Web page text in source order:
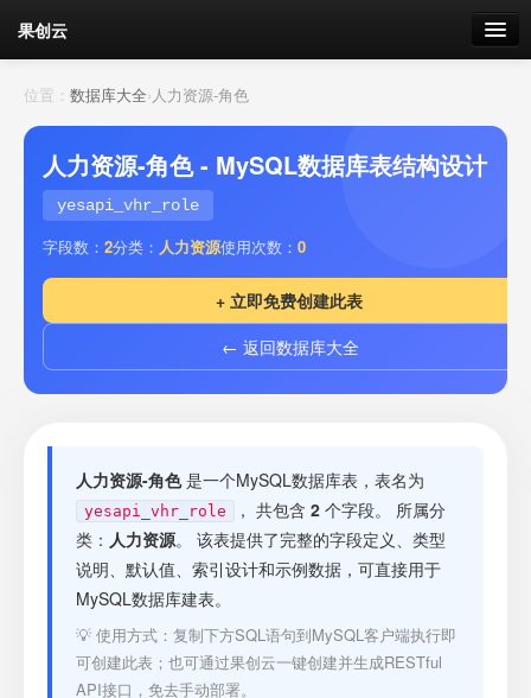
果创云
数据表单
API接口
云存储
我的
套餐 加流量
接口测试
位置： 数据库大全›人力资源-角色
人力资源-角色 - MySQL数据库表结构设计
yesapi_vhr_role
字段数： 2分类： 人力资源使用次数： 0
+ 立即免费创建此表
← 返回数据库大全
人力资源-角色是一个MySQL数据库表，表名为
yesapi_vhr_role ， 共包含 2 个字段。 所属分
类： 人力资源。 该表提供了完整的字段定义、类型
说明、默认值、索引设计和示例数据，可直接用于
MySQL数据库建表。
💡 使用方式：复制下方SQL语句到MySQL客户端执行即
可创建此表；也可通过果创云一键创建并生成RESTful
API接口，免去手动部署。